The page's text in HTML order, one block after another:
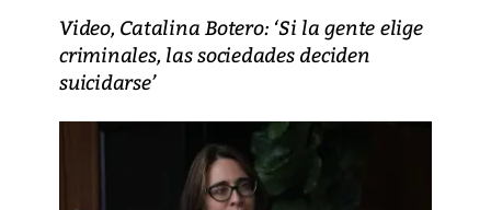
Video, Catalina Botero: ‘Si la gente elige
criminales, las sociedades deciden
suicidarse’